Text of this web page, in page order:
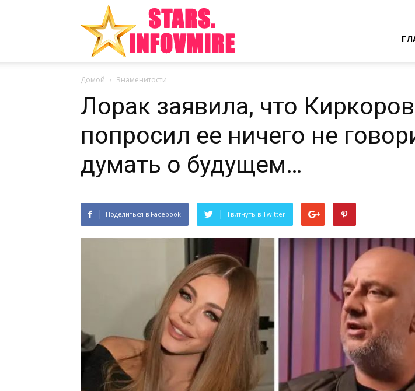
мира
Шоу-
Бизнеса
Домой Знаменитости
Лорак заявила, что Киркоров
попросил ее ничего не
думать о будущем…
Поделиться в Facebook Твитнуть в Twitter